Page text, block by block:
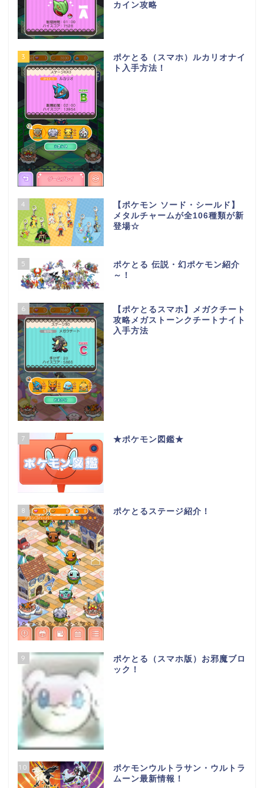
カイン攻略
3
ポケとる（スマホ）ルカリオナイ
ト入手方法！
4
【ポケモン ソード・シールド】
メタルチャームが全106種類が新
登場☆
5
ポケとる 伝説・幻ポケモン紹介
～！
6
【ポケとるスマホ】メガクチート
攻略メガストーンクチートナイト
入手方法
7 ★ポケモン図鑑★
8 ポケとるステージ紹介！
9
ポケとる（スマホ版）お邪魔ブロ
ック！
10
ポケモンウルトラサン・ウルトラ
ムーン最新情報！